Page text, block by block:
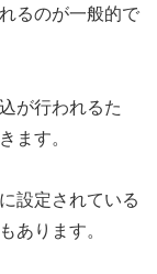
るのが一般的で
が行われるた
ます。
設定されている
あります。